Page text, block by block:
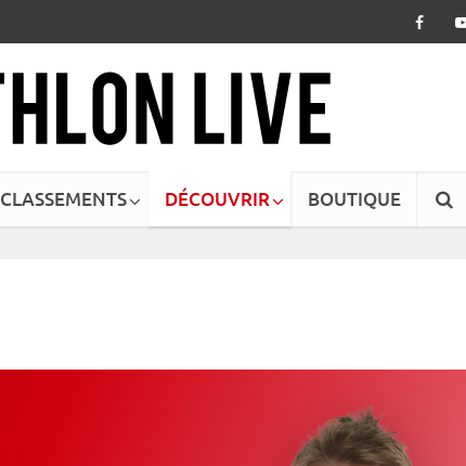
CLASSEMENTS DÉCOUVRIR BOUTIQUE